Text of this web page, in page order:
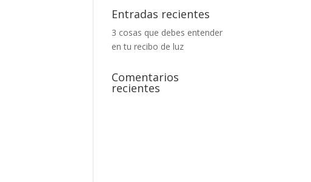
Entradas recientes
3 cosas que debes entender
en tu recibo de luz
Comentarios
recientes